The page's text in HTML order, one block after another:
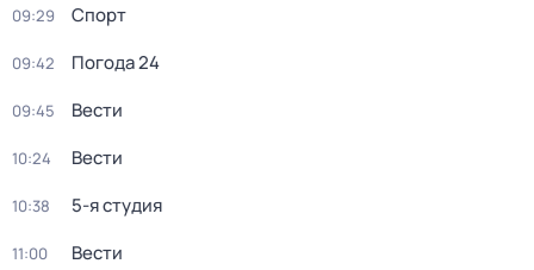
09:29 Спорт
09:42 Погода 24
09:45 Вести
10:24 Вести
10:38 5-я студия
11:00 Вести